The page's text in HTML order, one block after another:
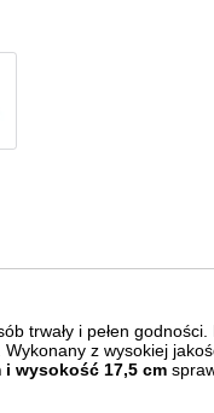
trwały i pełen
Wykonany z wysokiej
i wysokość 17,5 cm